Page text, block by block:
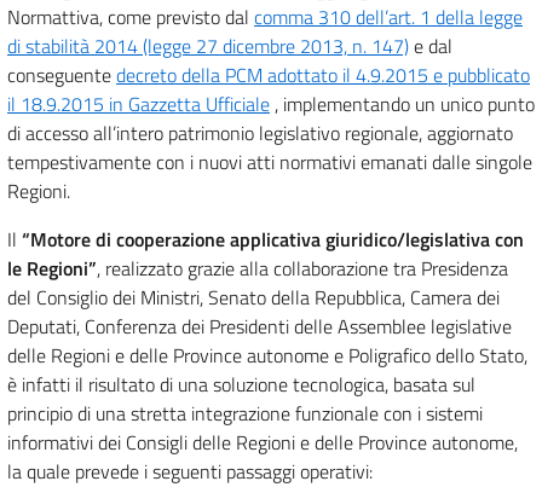
Normattiva, come previsto dal comma 310 dell’art. 1 della legge
di stabilità 2014 (legge 27 dicembre 2013, n. 147)e dal
conseguentedecreto della PCM adottato il 4.9.2015 e pubblicato
il 18.9.2015 in Gazzetta Ufficiale , implementando un unico punto
di accesso all’intero patrimonio legislativo regionale, aggiornato
tempestivamente con i nuovi atti normativi emanati dalle singole
Regioni.
Il “Motore di cooperazione applicativa giuridico/legislativa con
le Regioni”, realizzato grazie alla collaborazione tra Presidenza
del Consiglio dei Ministri, Senato della Repubblica, Camera dei
Deputati, Conferenza dei Presidenti delle Assemblee legislative
delle Regioni e delle Province autonome e Poligrafico dello Stato,
è infatti il risultato di una soluzione tecnologica, basata sul
principio di una stretta integrazione funzionale con i sistemi
informativi dei Consigli delle Regioni e delle Province autonome,
la quale prevede i seguenti passaggi operativi: